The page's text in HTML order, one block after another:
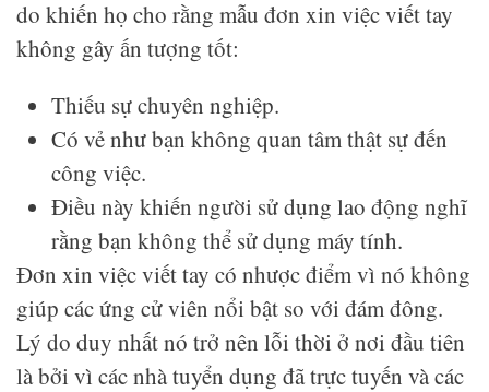
do khiến họ cho rằng mẫu đơn xin việc viết tay
không gây ấn tượng tốt:
Thiếu sự chuyên nghiệp.
Có vẻ như bạn không quan tâm thật sự đến
công việc.
Điều này khiến người sử dụng lao động nghĩ
rằng bạn không thể sử dụng máy tính.
Đơn xin việc viết tay có nhược điểm vì nó không
giúp các ứng cử viên nổi bật so với đám đông.
Lý do duy nhất nó trở nên lỗi thời ở nơi đầu tiên
là bởi vì các nhà tuyển dụng đã trực tuyến và các